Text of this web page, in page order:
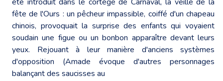
fête de l'Ours : un pêcheur impassible, coiffé d'un chapeau
chinois, provoquait la surprise des enfants qui voyaient
soudain une figue ou un bonbon apparaître devant leurs
yeux. Rejouant à leur manière d'anciens systèmes
d'opposition (Amade évoque d'autres personnages
balançant des saucisses au